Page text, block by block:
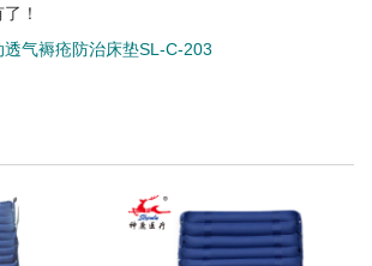
！
透气褥疮防治床垫SL-C-203